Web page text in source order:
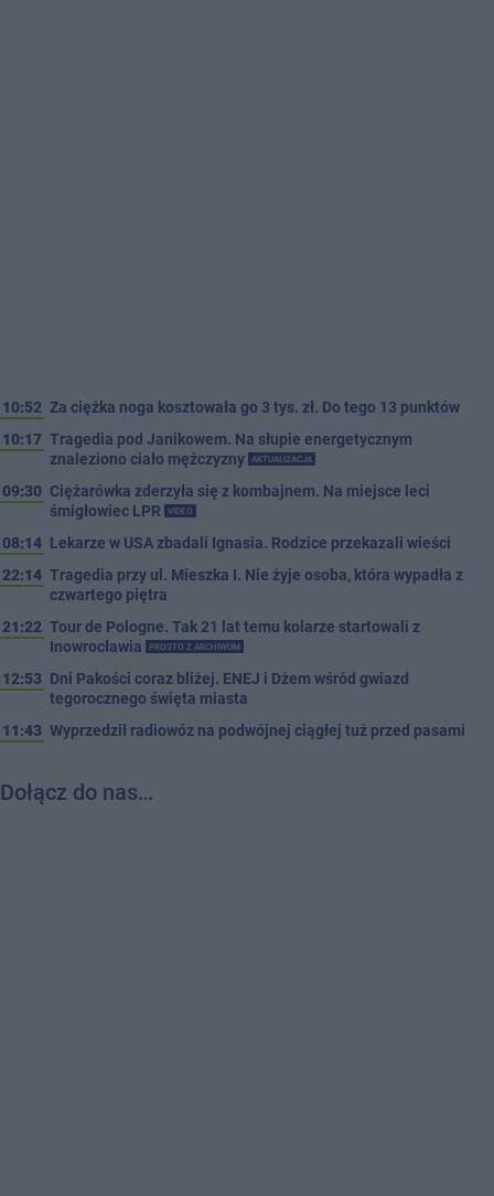
10:52 Za ciężka noga kosztowała go 3 tys. zł. Do tego 13 punktów
10:17 Tragedia pod Janikowem. Na słupie energetycznym
znaleziono ciało mężczyzny
AKTUALIZACJA
09:30 Ciężarówka zderzyła się z kombajnem. Na miejsce leci
śmigłowiec LPR
VIDEO
08:14 Lekarze w USA zbadali Ignasia. Rodzice przekazali wieści
22:14 Tragedia przy ul. Mieszka I. Nie żyje osoba, która wypadła z
czwartego piętra
21:22 Tour de Pologne. Tak 21 lat temu kolarze startowali z
Inowrocławia
PROSTO Z ARCHIWUM
12:53 Dni Pakości coraz bliżej. ENEJ i Dżem wśród gwiazd
tegorocznego święta miasta
11:43 Wyprzedził radiowóz na podwójnej ciągłej tuż przed pasami
Dołącz do nas…